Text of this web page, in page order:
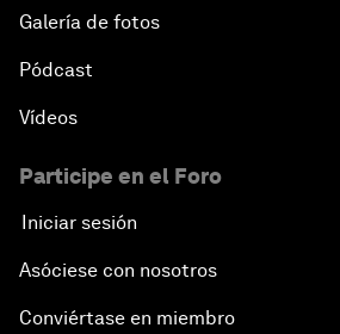
Galería de fotos
Pódcast
Vídeos
Participe en el Foro
Iniciar sesión
Asóciese con nosotros
Conviértase en miembro